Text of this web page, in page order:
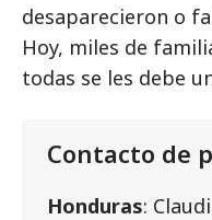
desaparecieron o
Hoy, miles de
todas se les debe
Contacto de
Honduras: